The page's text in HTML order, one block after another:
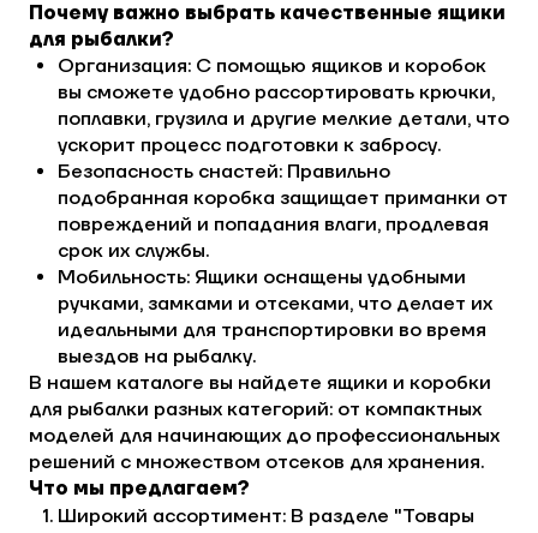
Почему важно выбрать качественные ящики
для рыбалки?
Организация: С помощью ящиков и коробок
вы сможете удобно рассортировать крючки,
поплавки, грузила и другие мелкие детали, что
ускорит процесс подготовки к забросу.
Безопасность снастей: Правильно
подобранная коробка защищает приманки от
повреждений и попадания влаги, продлевая
срок их службы.
Мобильность: Ящики оснащены удобными
ручками, замками и отсеками, что делает их
идеальными для транспортировки во время
выездов на рыбалку.
В нашем каталоге вы найдете ящики и коробки
для рыбалки разных категорий: от компактных
моделей для начинающих до профессиональных
решений с множеством отсеков для хранения.
Что мы предлагаем?
Широкий ассортимент: В разделе "Товары